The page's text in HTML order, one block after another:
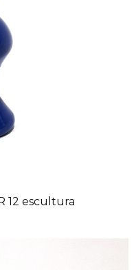
12 escultura